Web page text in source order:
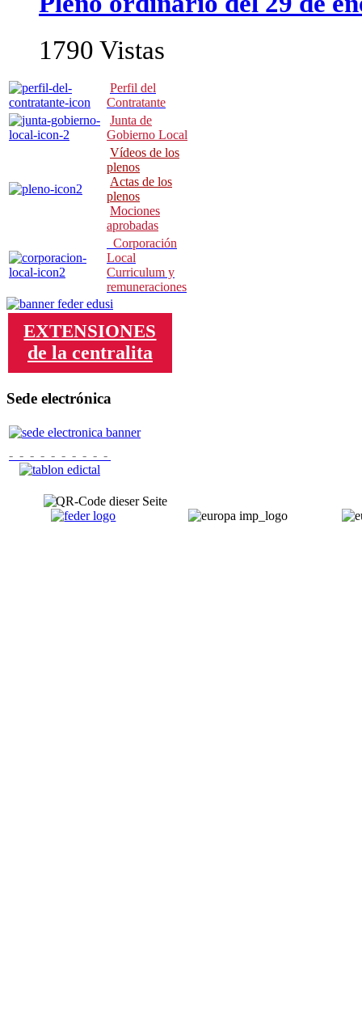
1790 Vistas
Perfil del
Contratante
Junta de
Gobierno Local
Vídeos de los
plenos
Actas de los
plenos
Mociones
aprobadas
Corporación
Local
Curriculum y
remuneraciones
EXTENSIONES
de la centralita
Sede electrónica
- - - - - - - - - -